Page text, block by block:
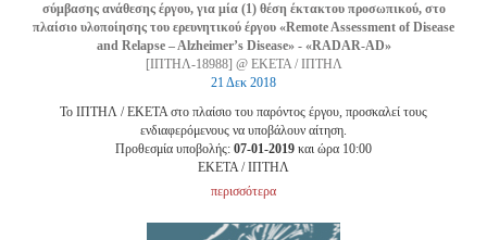
σύμβασης ανάθεσης έργου, για μία (1) θέση έκτακτου προσωπικού, στο
πλαίσιο υλοποίησης του ερευνητικού έργου «Remote Assessment of Disease
and Relapse – Alzheimer’s Disease» - «RADAR-AD»
[ΙΠΤΗΛ-18988] @ ΕΚΕΤΑ / ΙΠΤΗΛ
21 Δεκ 2018
Το ΙΠΤΗΛ / ΕΚΕΤΑ στο πλαίσιο του παρόντος έργου, προσκαλεί τους
ενδιαφερόμενους να υποβάλουν αίτηση.
Προθεσμία υποβολής: 07-01-2019 και ώρα 10:00
EKETA / ΙΠΤΗΛ
περισσότερα